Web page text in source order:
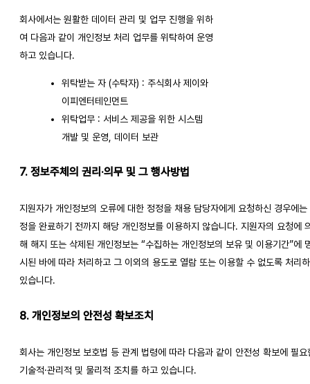
회사에서는 원활한 데이터 관리 및 업무 진행을 위하
여 다음과 같이 개인정보 처리 업무를 위탁하여 운영
하고 있습니다.
위탁받는 자 (수탁자) : 주식회사 제이와
이피엔터테인먼트
위탁업무 : 서비스 제공을 위한 시스템
개발 및 운영, 데이터 보관
7. 정보주체의 권리·의무 및 그 행사방법
지원자가 개인정보의 오류에 대한 정정을 채용 담당자에게 요청하신 경우에는
정을 완료하기 전까지 해당 개인정보를 이용하지 않습니다. 지원자의 요청에
해 해지 또는 삭제된 개인정보는 “수집하는 개인정보의 보유 및 이용기간”에
시된 바에 따라 처리하고 그 이외의 용도로 열람 또는 이용할 수 없도록 처리
있습니다.
8. 개인정보의 안전성 확보조치
회사는 개인정보 보호법 등 관계 법령에 따라 다음과 같이 안전성 확보에 필요
기술적·관리적 및 물리적 조치를 하고 있습니다.